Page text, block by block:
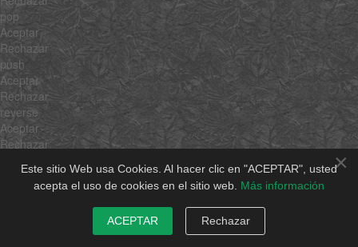
×
Este sitio Web usa Cookies. Al hacer clic en "ACEPTAR", usted
acepta el uso de cookies en el sitio web. Más información
ACEPTAR Rechazar
pop
Aceptar
Rechazar
push
Aceptar
Rechazar
reverse
Aceptar
Rechazar
Aceptar
Rechazar